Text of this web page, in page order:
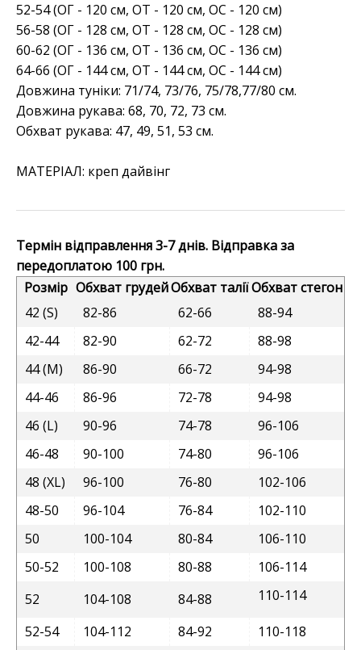
52-54 (ОГ - 120 см, ОТ - 120 см, ОС - 120 см)
56-58 (ОГ - 128 см, ОТ - 128 см, ОС - 128 см)
60-62 (ОГ - 136 см, ОТ - 136 см, ОС - 136 см)
64-66 (ОГ - 144 см, ОТ - 144 см, ОС - 144 см)
Довжина туніки: 71/74, 73/76, 75/78,77/80 см.
Довжина рукава: 68, 70, 72, 73 см.
Обхват рукава: 47, 49, 51, 53 см.
МАТЕРІАЛ: креп дайвінг
Термін відправлення 3-7 днів. Відправка за
передоплатою 100 грн.
Розмір Обхват грудейОбхват талії Обхват стегон
42 (S)
82-86 62-66
88-94
42-44
82-90 62-72
88-98
44 (M)
86-90 66-72
94-98
44-46
86-96 72-78
94-98
46 (L)
90-96 74-78
96-106
46-48
90-100 74-80
96-106
48 (XL)
96-100 76-80
102-106
48-50
96-104 76-84
102-110
50
100-104 80-84
106-110
50-52
100-108 80-88
106-114
52
104-108 84-88 110-114
52-54 104-112 84-92
110-118